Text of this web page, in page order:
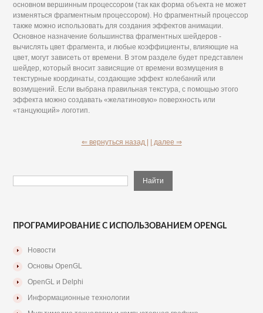
основном вершинным процессором (так как форма объекта не может
изменяться фрагментным процессором). Но фрагментный процессор
также можно использовать для создания эффектов анимации.
Основное назначение большинства фрагментных шейдеров -
вычислять цвет фрагмента, и любые коэффициенты, влияющие на
цвет, могут зависеть от времени. В этом разделе будет представлен
шейдер, который вносит зависящие от времени возмущения в
текстурные координаты, создающие эффект колебаний или
возмущений. Если выбрана правильная текстура, с помощью этого
эффекта можно создавать «желатиновую» поверхность или
«танцующий» логотип.
⇐ вернуться назад | | далее ⇒
ПРОГРАМИРОВАНИЕ С ИСПОЛЬЗОВАНИЕМ OPENGL
Новости
Основы OpenGL
OpenGL и Delphi
Информационные технологии